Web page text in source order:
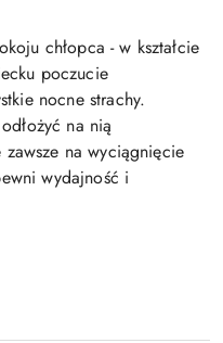
chłopca - w kształcie
poczucie
nocne strachy.
na nią
na wyciągnięcie
wydajność i